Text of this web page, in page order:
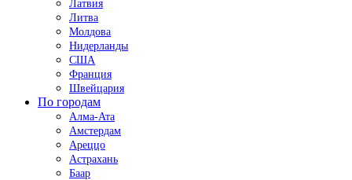
Латвия
Литва
Молдова
Нидерланды
США
Франция
Швейцария
По городам
Алма-Ата
Амстердам
Ареццо
Астрахань
Баар